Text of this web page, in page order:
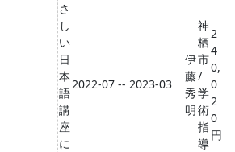
さ
し
い
日
本
語
講
座
に
2022-07 -- 2023-03
伊
藤
秀
明
神
栖
市
/
学
術
指
導
2
4
0,
0
2
0
円